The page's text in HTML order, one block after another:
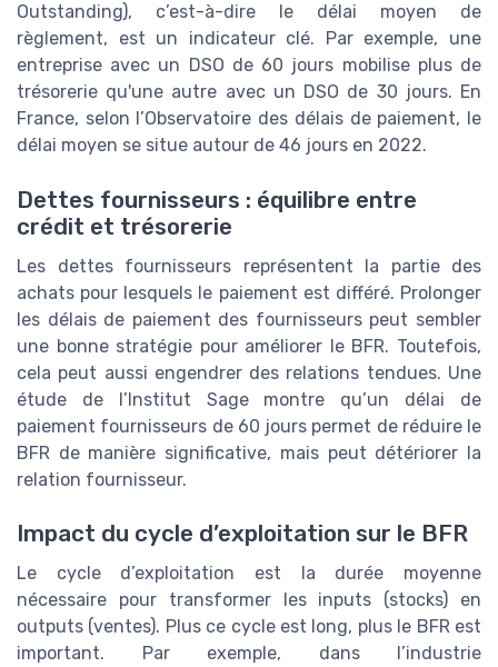
Outstanding), c’est-à-dire le délai moyen de
règlement, est un indicateur clé. Par exemple, une
entreprise avec un DSO de 60 jours mobilise plus de
trésorerie qu'une autre avec un DSO de 30 jours. En
France, selon l’Observatoire des délais de paiement, le
délai moyen se situe autour de 46 jours en 2022.
Dettes fournisseurs : équilibre entre
crédit et trésorerie
Les dettes fournisseurs représentent la partie des
achats pour lesquels le paiement est différé. Prolonger
les délais de paiement des fournisseurs peut sembler
une bonne stratégie pour améliorer le BFR. Toutefois,
cela peut aussi engendrer des relations tendues. Une
étude de l’Institut Sage montre qu’un délai de
paiement fournisseurs de 60 jours permet de réduire le
BFR de manière significative, mais peut détériorer la
relation fournisseur.
Impact du cycle d’exploitation sur le BFR
Le cycle d’exploitation est la durée moyenne
nécessaire pour transformer les inputs (stocks) en
outputs (ventes). Plus ce cycle est long, plus le BFR est
important. Par exemple, dans l’industrie